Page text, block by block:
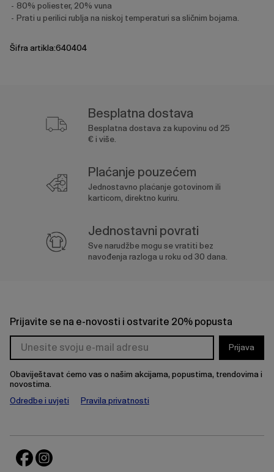
80% poliester, 20% vuna
Prati u perilici rublja na niskoj temperaturi sa sličnim bojama.
Šifra artikla:640404
Besplatna dostava
Besplatna dostava za kupovinu od 25
€ i više.
Plaćanje pouzećem
Jednostavno plaćanje gotovinom ili
karticom, direktno kuriru.
Jednostavni povrati
Sve narudžbe mogu se vratiti bez
navođenja razloga u roku od 30 dana.
Prijavite se na e-novosti i ostvarite 20% popusta
Prijava
Obaviještavat ćemo vas o našim akcijama, popustima, trendovima i
novostima.
Odredbe i uvjeti
Pravila privatnosti